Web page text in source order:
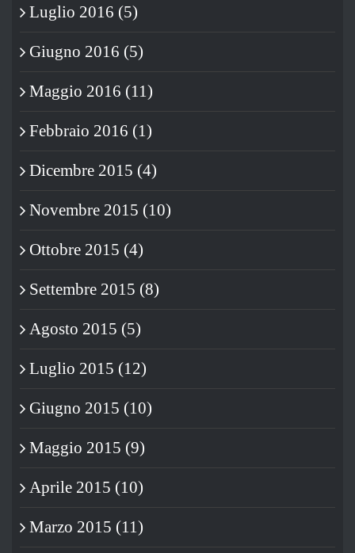
Luglio 2016 (5)
Giugno 2016 (5)
Maggio 2016 (11)
Febbraio 2016 (1)
Dicembre 2015 (4)
Novembre 2015 (10)
Ottobre 2015 (4)
Settembre 2015 (8)
Agosto 2015 (5)
Luglio 2015 (12)
Giugno 2015 (10)
Maggio 2015 (9)
Aprile 2015 (10)
Marzo 2015 (11)